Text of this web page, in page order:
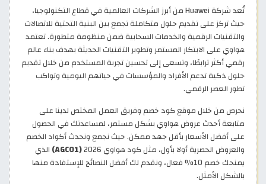
تُعد شركة Huawei من أبرز الشركات العالمية في قطاع التكنولوجيا،
حيث تركز على تقديم حلول متكاملة تجمع بين البنية التحتية للاتصالات
والتقنيات الرقمية والخدمات السحابية ضمن منظومة متطورة. تعتمد
هواوي على الابتكار المستمر وتطوير التقنيات الحديثة بهدف بناء عالم
رقمي أكثر ترابطًا، وتسعى إلى تحسين تجربة المستخدم من خلال تقديم
حلول ذكية تدعم الأفراد والمؤسسات في حياتهم اليومية وتواكب
تطور العصر الرقمي.
نحرص من خلال موقع كود خصم وفريق العمل المختص لدينا على
متابعة أحدث عروض هواوي بشكل مستمر، لمساعدتك في الحصول
على أفضل الأسعار بأقل جهد ممكن. حيث نجمع ونحدث أكواد الخصم
والعروض الحصرية أولا بأول، مثل كود هواوي 2026
(AGC01)
الذي
يمنحك خصم 10% فعال، ونقدم لك أفضل النصائح للإستفادة منها
بالشكل الأمثل.